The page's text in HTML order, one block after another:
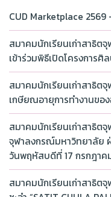
CUD Marketplace
สมาคมนักเรียนเก่าสาธิต
เข้าร่วมพิธีเปิดโครงการศิ
สมาคมนักเรียนเก่าสาธิต
เกษียณอายุการทำงานขอ
สมาคมนักเรียนเก่าสาธิต
จุฬาลงกรณ์มหาวิทยาลัย ฝ่
วันพฤหัสบดีที่ 17 กรกฎาค
สมาคมนักเรียนเก่าสาธิต